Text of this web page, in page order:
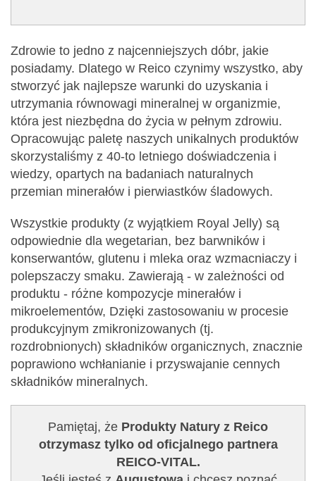
Zdrowie to jedno z najcenniejszych dóbr, jakie
posiadamy. Dlatego w Reico czynimy wszystko, aby
stworzyć jak najlepsze warunki do uzyskania i
utrzymania równowagi mineralnej w organizmie,
która jest niezbędna do życia w pełnym zdrowiu.
Opracowując paletę naszych unikalnych produktów
skorzystaliśmy z 40-to letniego doświadczenia i
wiedzy, opartych na badaniach naturalnych
przemian minerałów i pierwiastków śladowych.
Wszystkie produkty (z wyjątkiem Royal Jelly) są
odpowiednie dla wegetarian, bez barwników i
konserwantów, glutenu i mleka oraz wzmacniaczy i
polepszaczy smaku. Zawierają - w zależności od
produktu - różne kompozycje minerałów i
mikroelementów, Dzięki zastosowaniu w procesie
produkcyjnym zmikronizowanych (tj.
rozdrobnionych) składników organicznych, znacznie
poprawiono wchłanianie i przyswajanie cennych
składników mineralnych.
Pamiętaj, że Produkty Natury z Reico
otrzymasz tylko od oficjalnego partnera
REICO-VITAL.